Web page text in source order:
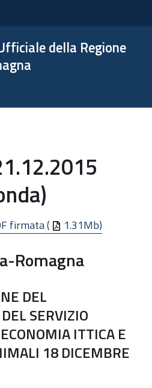
della Regione
firmata ( 1.31Mb)
Romagna
DEL
SERVIZIO
ITTICA E
18 DICEMBRE